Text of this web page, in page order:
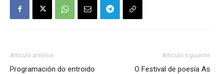
Artículo anterior
Programación do entroido
Artículo siguiente
O Festival de poesía As